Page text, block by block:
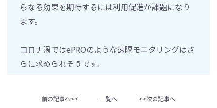
らなる効果を期待するには利用促進が課題になり
ます。
コロナ渦ではePROのような遠隔モニタリングはさ
らに求められそうです。
前の記事へ<< 一覧へ >>次の記事へ